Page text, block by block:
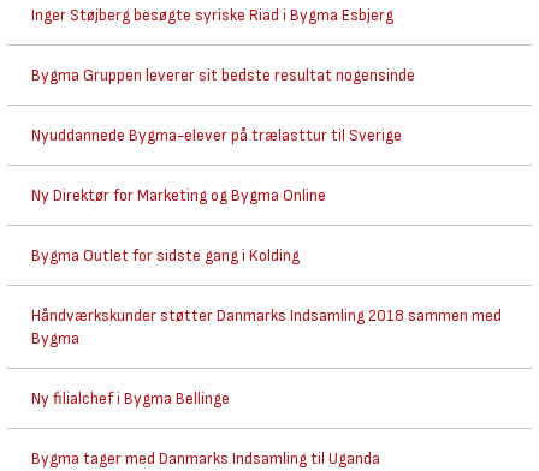
Inger Støjberg besøgte syriske Riad i Bygma Esbjerg
Bygma Gruppen leverer sit bedste resultat nogensinde
Nyuddannede Bygma-elever på trælasttur til Sverige
Ny Direktør for Marketing og Bygma Online
Bygma Outlet for sidste gang i Kolding
Håndværkskunder støtter Danmarks Indsamling 2018 sammen med
Bygma
Ny filialchef i Bygma Bellinge
Bygma tager med Danmarks Indsamling til Uganda